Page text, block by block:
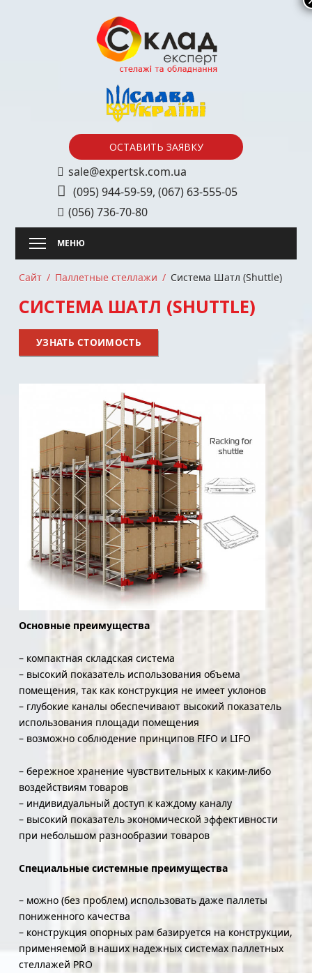
ОСТАВИТЬ ЗАЯВКУ
sale@expertsk.com.ua
(095) 944-59-59, (067) 63-555-05
(056) 736-70-80
Сайт Паллетные стеллажи Система Шатл (Shuttle)
СИСТЕМА ШАТЛ (SHUTTLE)
УЗНАТЬ СТОИМОСТЬ
Основные преимущества
– компактная складская система
– высокий показатель использования объема
помещения, так как конструкция не имеет уклонов
– глубокие каналы обеспечивают высокий показатель
использования площади помещения
– возможно соблюдение принципов FIFO и LIFO
– бережное хранение чувствительных к каким-либо
воздействиям товаров
– индивидуальный доступ к каждому каналу
– высокий показатель экономической эффективности
при небольшом разнообразии товаров
Специальные системные преимущества
– можно (без проблем) использовать даже паллеты
пониженного качества
– конструкция опорных рам базируется на конструкции,
применяемой в наших надежных системах паллетных
стеллажей PRO